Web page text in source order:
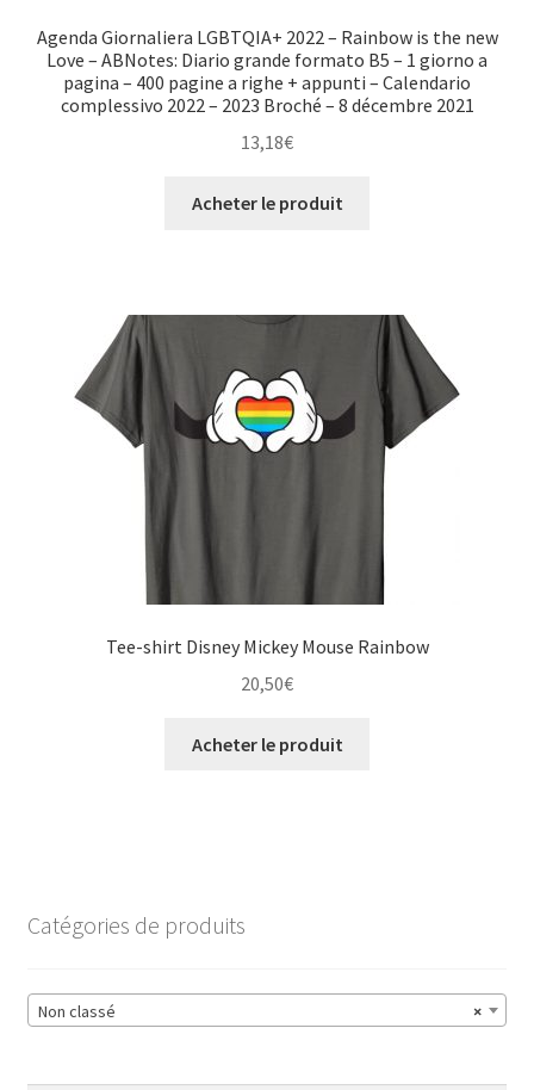
Agenda Giornaliera LGBTQIA+ 2022 – Rainbow is the new
Love – ABNotes: Diario grande formato B5 – 1 giorno a
pagina – 400 pagine a righe + appunti – Calendario
complessivo 2022 – 2023 Broché – 8 décembre 2021
13,18€
Acheter le produit
Tee-shirt Disney Mickey Mouse Rainbow
20,50€
Acheter le produit
Catégories de produits
×
Non classé